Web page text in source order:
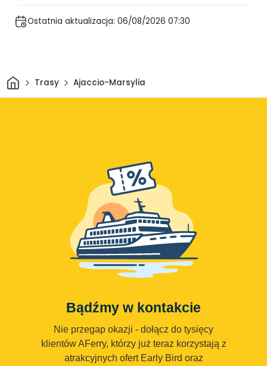
Ostatnia aktualizacja: 06/08/2026 07:30
DomTrasy Ajaccio-Marsylia
Bądźmy w kontakcie
Nie przegap okazji - dołącz do tysięcy
klientów AFerry, którzy już teraz korzystają z
atrakcyjnych ofert Early Bird oraz